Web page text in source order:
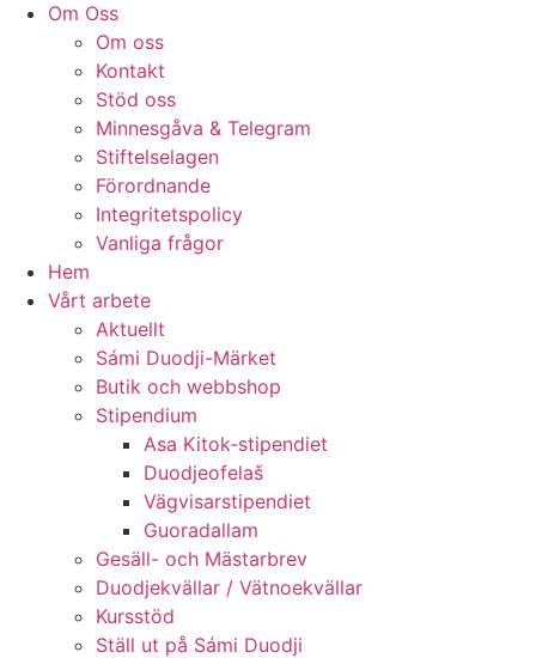
Om Oss
Om oss
Kontakt
Stöd oss
Minnesgåva & Telegram
Stiftelselagen
Förordnande
Integritetspolicy
Vanliga frågor
Hem
Vårt arbete
Aktuellt
Sámi Duodji-Märket
Butik och webbshop
Stipendium
Asa Kitok-stipendiet
Duodjeofelaš
Vägvisarstipendiet
Guoradallam
Gesäll- och Mästarbrev
Duodjekvällar / Vätnoekvällar
Kursstöd
Ställ ut på Sámi Duodji